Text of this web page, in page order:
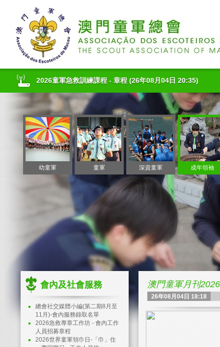
2026童軍急救訓練課程 - 章程
總會社交媒體小編(第二期8月至11月)-會內服務錄取名單
2026急救專章工作坊 - 會內工作人員招募章程
2026童軍急救訓練課程 - 章程 (26年08月04日 20:35)
總會社交媒體小編(第二期8月至11月)-會內服務錄取名單(26
幼童軍 童軍 深資童軍 成年領袖